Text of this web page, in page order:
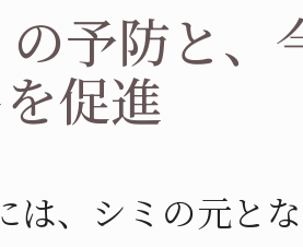
予防と、
促進
は、シミの元と